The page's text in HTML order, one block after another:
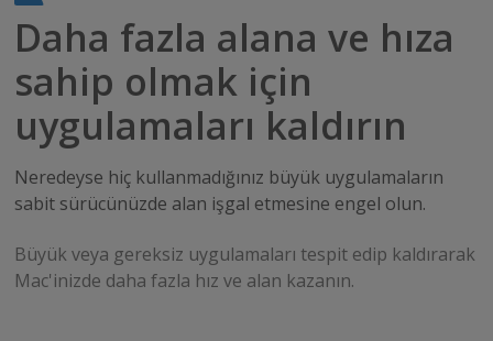
Daha fazla alana ve hıza
sahip olmak için
uygulamaları kaldırın
Neredeyse hiç kullanmadığınız büyük uygulamaların
sabit sürücünüzde alan işgal etmesine engel olun.
Büyük veya gereksiz uygulamaları tespit edip kaldırarak
Mac'inizde daha fazla hız ve alan kazanın.